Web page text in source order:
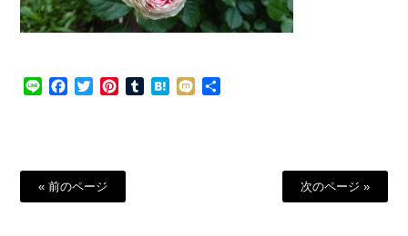
Line Facebook
TwitterPinterestTumblrHatena
Mixi
« 前のページ 次のページ »